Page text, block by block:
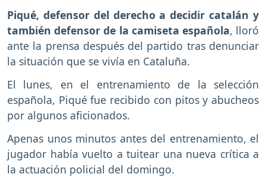
Piqué, defensor del derecho a decidir catalán y
también defensor de la camiseta española, lloró
ante la prensa después del partido tras denunciar
la situación que se vivía en Cataluña.
El lunes, en el entrenamiento de la selección
española, Piqué fue recibido con pitos y abucheos
por algunos aficionados.
Apenas unos minutos antes del entrenamiento, el
jugador había vuelto a tuitear una nueva crítica a
la actuación policial del domingo.